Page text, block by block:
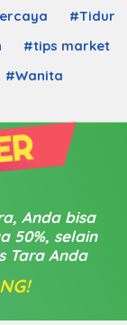
#Tidur
#tips market
#Wanita
Anda bisa
50%, selain
Tara Anda